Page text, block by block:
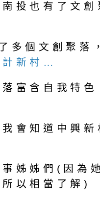
南投也有了文
多個文創聚落
計新村…
富含自我特色
會知道中興新
姊姊們(因為
所以相當了解)